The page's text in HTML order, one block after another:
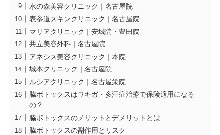
水の森美容クリニック｜名古屋院
表参道スキンクリニック｜名古屋院
マリアクリニック｜安城院・豊田院
共立美容外科｜名古屋院
アネシス美容クリニック｜本院
城本クリニック｜名古屋院
ルシアクリニック｜名古屋栄院
脇ボトックスはワキガ・多汗症治療で保険適用になる
の？
脇ボトックスのメリットとデメリットとは
脇ボトックスの副作用とリスク